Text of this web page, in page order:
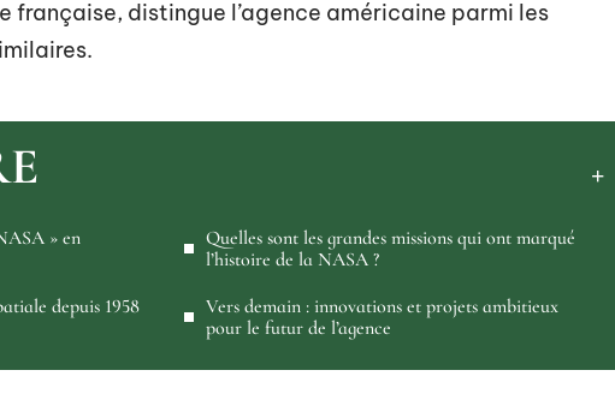
française, distingue l’agence américaine parmi les
» en
depuis 1958
Quelles sont les grandes missions qui ont marqué
l’histoire de la NASA ?
Vers demain : innovations et projets ambitieux
pour le futur de l’agence